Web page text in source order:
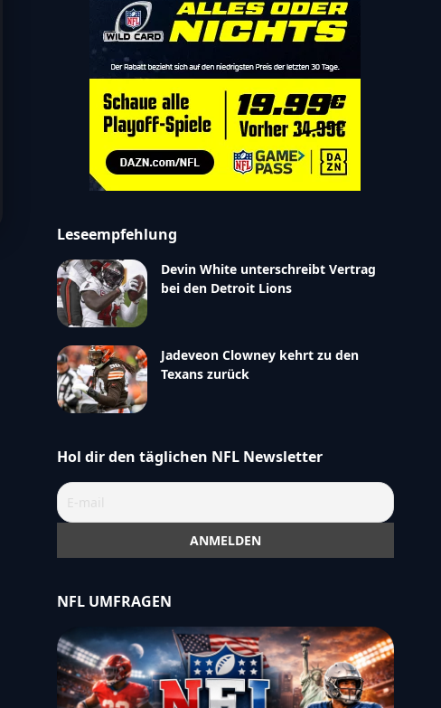
Leseempfehlung
Devin White unterschreibt Vertrag
bei den Detroit Lions
Jadeveon Clowney kehrt zu den
Texans zurück
Hol dir den täglichen NFL Newsletter
NFL UMFRAGEN